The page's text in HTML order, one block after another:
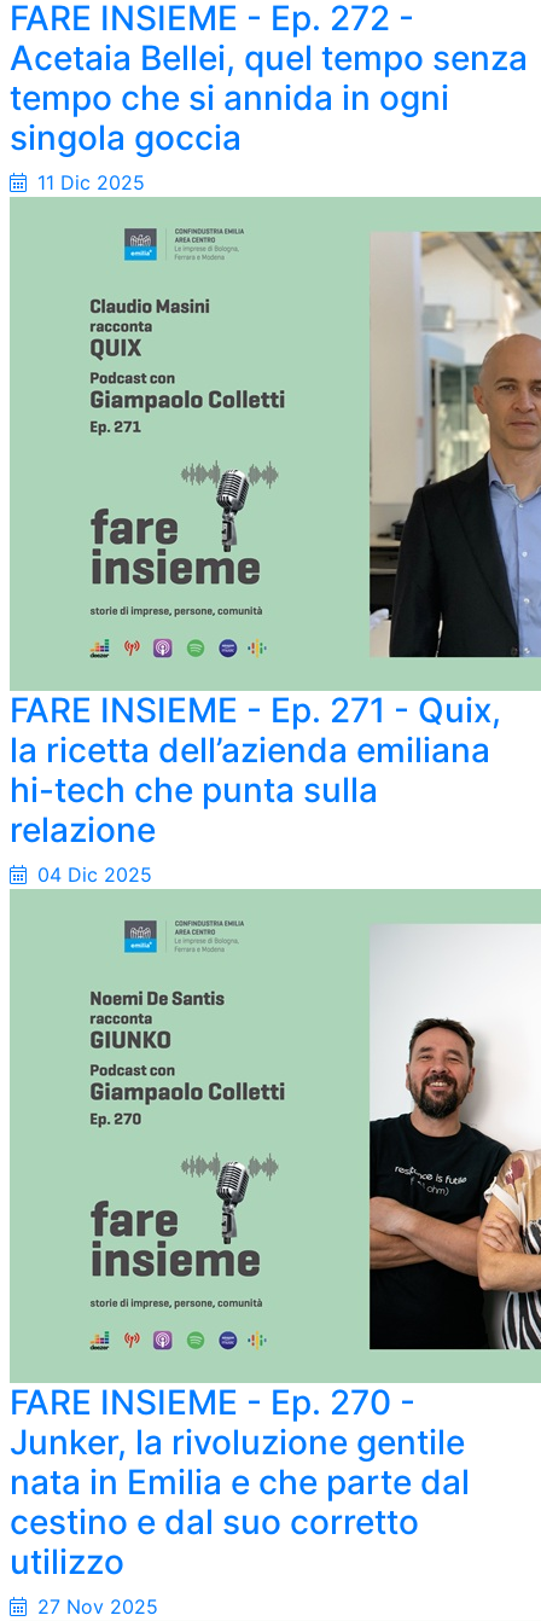
FARE INSIEME - Ep. 272 -
Acetaia Bellei, quel tempo senza
tempo che si annida in ogni
singola goccia
11 Dic 2025
FARE INSIEME - Ep. 271 - Quix,
la ricetta dell’azienda emiliana
hi-tech che punta sulla
relazione
04 Dic 2025
FARE INSIEME - Ep. 270 -
Junker, la rivoluzione gentile
nata in Emilia e che parte dal
cestino e dal suo corretto
utilizzo
27 Nov 2025